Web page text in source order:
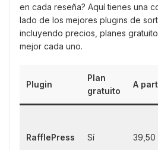
en cada reseña? Aquí tienes una
lado de los mejores plugins de
incluyendo precios, planes
mejor cada uno.
Plugin
Plan
gratuito
A
RafflePress Sí 39,50